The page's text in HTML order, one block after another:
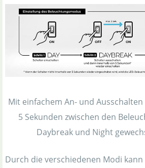
Mit einfachem An- und
5 Sekunden zwischen den
Daybreak und Night
Durch die verschiedenen Modi